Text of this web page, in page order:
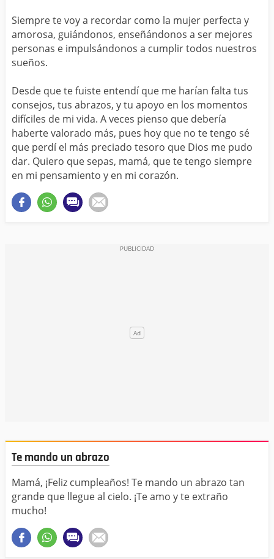
Siempre te voy a recordar como la mujer perfecta y
amorosa, guiándonos, enseñándonos a ser mejores
personas e impulsándonos a cumplir todos nuestros
sueños.
Desde que te fuiste entendí que me harían falta tus
consejos, tus abrazos, y tu apoyo en los momentos
difíciles de mi vida. A veces pienso que debería
haberte valorado más, pues hoy que no te tengo sé
que perdí el más preciado tesoro que Dios me pudo
dar. Quiero que sepas, mamá, que te tengo siempre
en mi pensamiento y en mi corazón.
Te mando un abrazo
Mamá, ¡Feliz cumpleaños! Te mando un abrazo tan
grande que llegue al cielo. ¡Te amo y te extraño
mucho!